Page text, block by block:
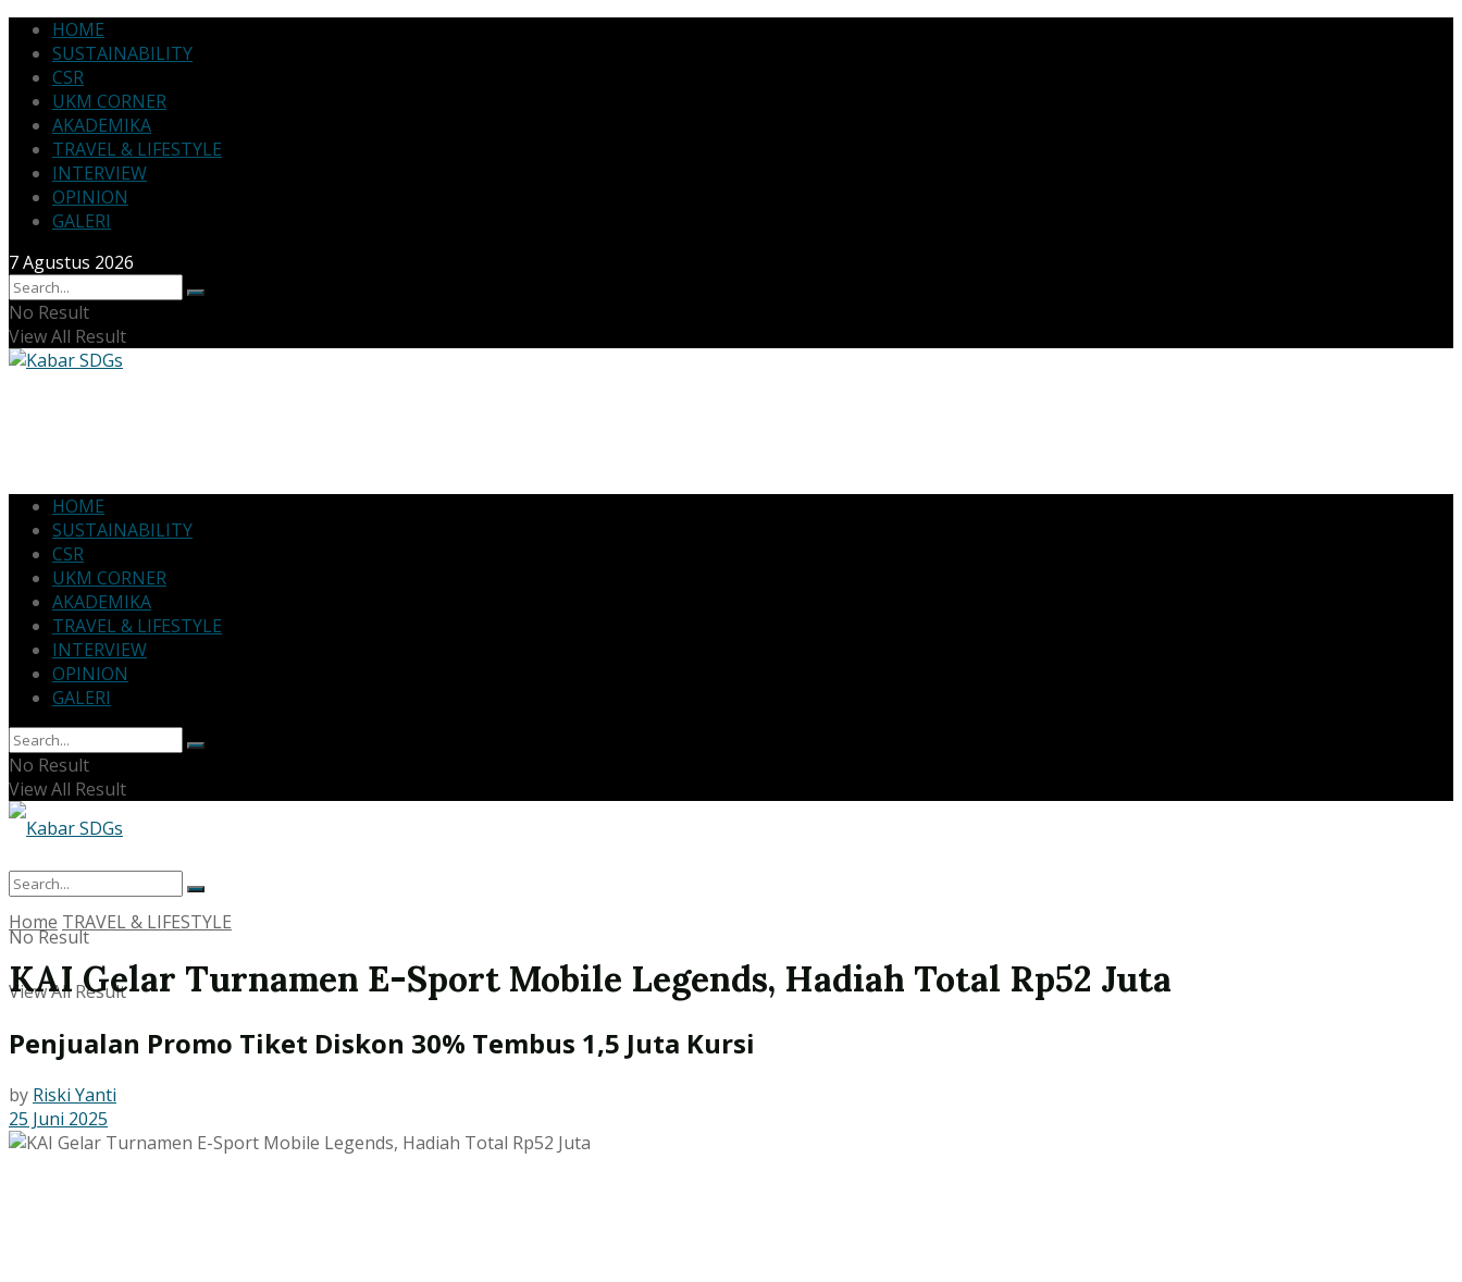
HOME
SUSTAINABILITY
CSR
UKM CORNER
AKADEMIKA
TRAVEL & LIFESTYLE
INTERVIEW
OPINION
GALERI
7 Agustus 2026
No Result
View All Result
HOME
SUSTAINABILITY
CSR
UKM CORNER
AKADEMIKA
TRAVEL & LIFESTYLE
INTERVIEW
OPINION
GALERI
No Result
View All Result
No Result
View All Result
Home TRAVEL & LIFESTYLE
KAI Gelar Turnamen E-Sport Mobile Legends, Hadiah Total Rp52 Juta
Penjualan Promo Tiket Diskon 30% Tembus 1,5 Juta Kursi
by Riski Yanti
25 Juni 2025